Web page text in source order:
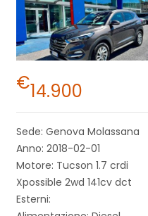
€14.900
Sede: Genova Molassana
Anno: 2018-02-01
Motore: Tucson 1.7 crdi
Xpossible 2wd 141cv dct
Esterni: